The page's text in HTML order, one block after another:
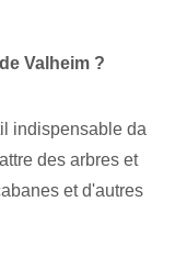
Valheim ?
indispensable da
des arbres et
et d'autres